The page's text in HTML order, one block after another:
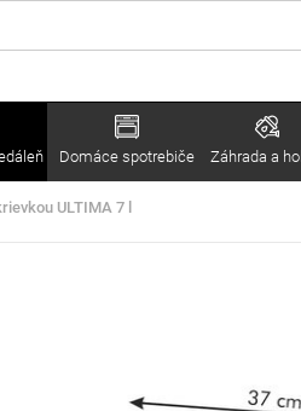
Domáce spotrebiče Záhrada a
ULTIMA 7 l